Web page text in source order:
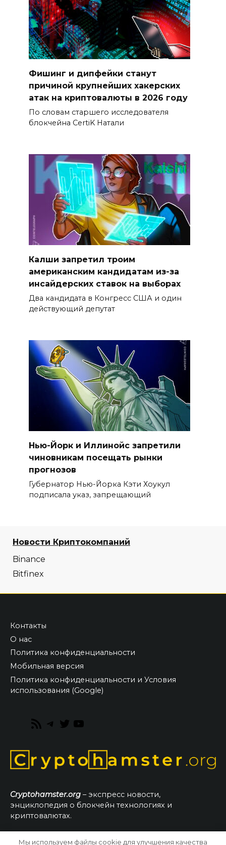
Фишинг и дипфейки станут
причиной крупнейших хакерских
атак на криптовалюты в 2026 году
По словам старшего исследователя
блокчейна CertiK Натали
Калши запретил троим
американским кандидатам из-за
инсайдерских ставок на выборах
Два кандидата в Конгресс США и один
действующий депутат
Нью-Йорк и Иллинойс запретили
чиновникам посещать рынки
прогнозов
Губернатор Нью-Йорка Кэти Хоукул
подписала указ, запрещающий
Новости Криптокомпаний
Binance
Bitfinex
Контакты
О нас
Политика конфиденциальности
Мобильная версия
Политика конфиденциальности и Условия
использования (Google)
RSS
Telegram
Twitter
Cryptohamster.org – экспресс новости,
энциклопедия о блокчейн технологиях и
криптовалютах.
Мы используем файлы cookie для улучшения качества